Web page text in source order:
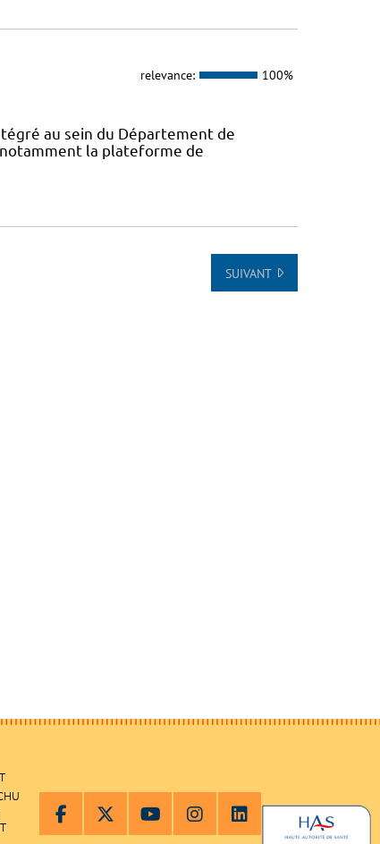
relevance: 100%
au sein du Département de
la plateforme de
SUIVANT